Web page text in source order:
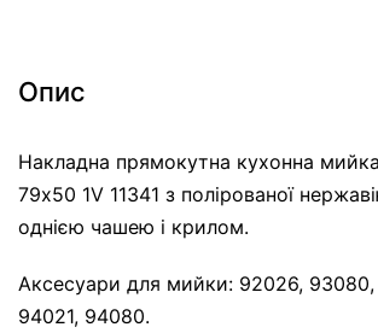
Опис
Накладна прямокутна кухонна
79х50 1V 11341 з полірованої
однією чашею і крилом.
Аксесуари для мийки: 92026,
94021, 94080.